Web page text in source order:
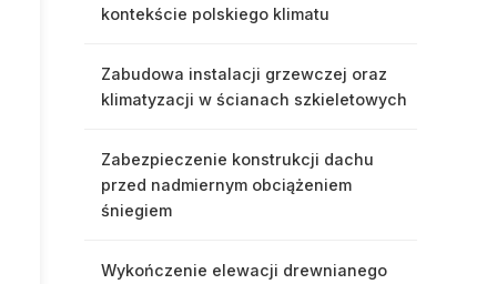
kontekście polskiego klimatu
Zabudowa instalacji grzewczej oraz
klimatyzacji w ścianach szkieletowych
Zabezpieczenie konstrukcji dachu
przed nadmiernym obciążeniem
śniegiem
Wykończenie elewacji drewnianego